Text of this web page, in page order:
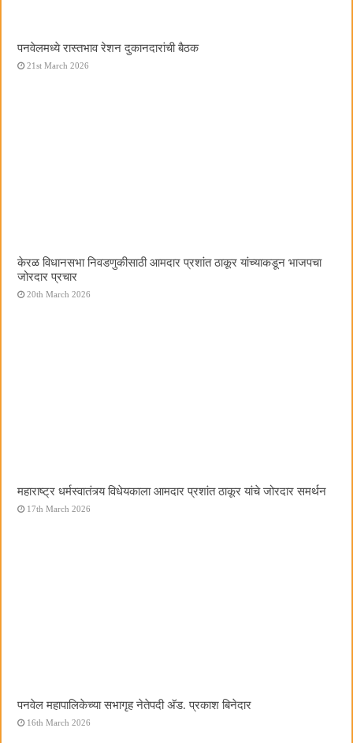
पनवेलमध्ये रास्तभाव रेशन दुकानदारांची बैठक
21st March 2026
केरळ विधानसभा निवडणुकीसाठी आमदार प्रशांत ठाकूर यांच्याकडून भाजपचा
जोरदार प्रचार
20th March 2026
महाराष्ट्र धर्मस्वातंत्र्य विधेयकाला आमदार प्रशांत ठाकूर यांचे जोरदार समर्थन
17th March 2026
पनवेल महापालिकेच्या सभागृह नेतेपदी अ‍ॅड. प्रकाश बिनेदार
16th March 2026